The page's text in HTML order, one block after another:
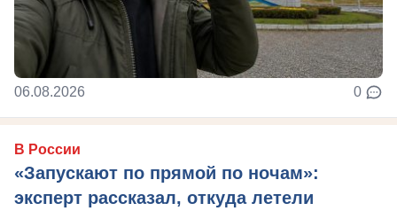
06.08.2026 0
В России
«Запускают по прямой по ночам»:
эксперт рассказал, откуда летели